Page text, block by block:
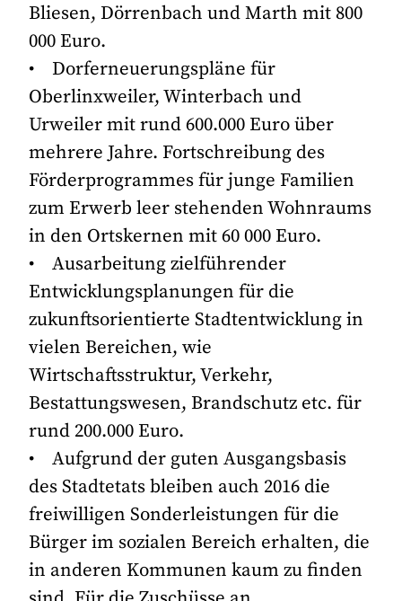
Bliesen, Dörrenbach und Marth mit 800
000 Euro.
• Dorferneuerungspläne für
Oberlinxweiler, Winterbach und
Urweiler mit rund 600.000 Euro über
mehrere Jahre. Fortschreibung des
Förderprogrammes für junge Familien
zum Erwerb leer stehenden Wohnraums
in den Ortskernen mit 60 000 Euro.
• Ausarbeitung zielführender
Entwicklungsplanungen für die
zukunftsorientierte Stadtentwicklung in
vielen Bereichen, wie
Wirtschaftsstruktur, Verkehr,
Bestattungswesen, Brandschutz etc. für
rund 200.000 Euro.
• Aufgrund der guten Ausgangsbasis
des Stadtetats bleiben auch 2016 die
freiwilligen Sonderleistungen für die
Bürger im sozialen Bereich erhalten, die
in anderen Kommunen kaum zu finden